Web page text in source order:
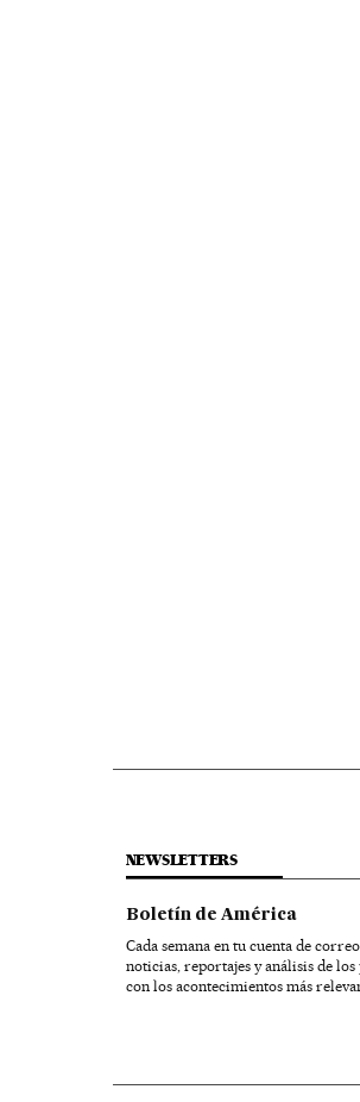
NEWSLETTERS
Boletín de América
Cada semana en tu cuenta de
noticias, reportajes y análisis de los
con los acontecimientos más